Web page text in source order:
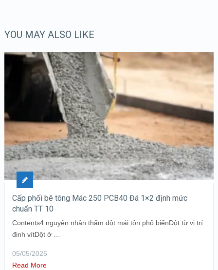
YOU MAY ALSO LIKE
Cấp phối bê tông Mác 250 PCB40 Đá 1×2 định mức
chuẩn TT 10
Contents4 nguyên nhân thấm dột mái tôn phổ biếnDột từ vị trí
đinh vítDột ở …
05/05/2026
Read More